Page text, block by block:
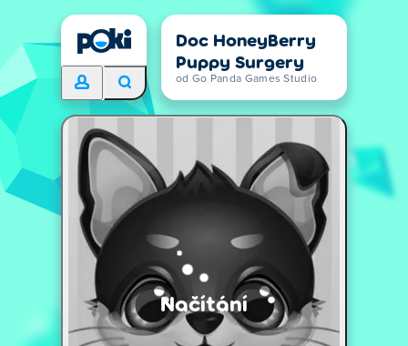
Doc HoneyBerry
Puppy Surgery
od Go Panda Games Studio
Načítání